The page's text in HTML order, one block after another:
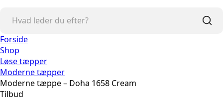
Forside
Shop
Løse tæpper
Moderne tæpper
Moderne tæppe – Doha 1658 Cream
Tilbud